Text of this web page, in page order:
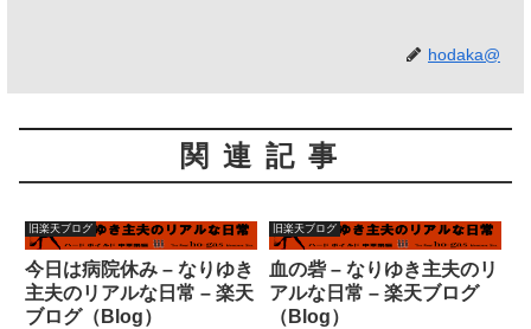
hodaka@
関連記事
旧楽天ブログ
今日は病院休み – なりゆき
主夫のリアルな日常 – 楽天
ブログ（Blog）
旧楽天ブログ
血の砦 – なりゆき主夫のリ
アルな日常 – 楽天ブログ
（Blog）